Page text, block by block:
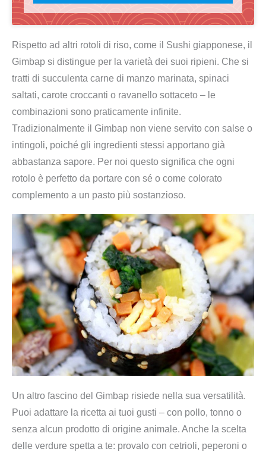
z
z
o
o
g
n
r
a
:
€
2
9
,
9
9
z
z
o
a
l
e
7
,
9
9
.
h
+
G
i
m
b
a
p
K
o
c
h
b
o
x
|
R
e
i
s
r
l
l
e
n
Rispetto ad altri rotoli di riso, come il Sushi giapponese, il
Gimbap si distingue per la varietà dei suoi ripieni. Che si
tratti di succulenta carne di manzo marinata, spinaci
saltati, carote croccanti o ravanello sottaceto – le
combinazioni sono praticamente infinite.
Tradizionalmente il Gimbap non viene servito con salse o
intingoli, poiché gli ingredienti stessi apportano già
abbastanza sapore. Per noi questo significa che ogni
rotolo è perfetto da portare con sé o come colorato
complemento a un pasto più sostanzioso.
Un altro fascino del Gimbap risiede nella sua versatilità.
Puoi adattare la ricetta ai tuoi gusti – con pollo, tonno o
senza alcun prodotto di origine animale. Anche la scelta
delle verdure spetta a te: provalo con cetrioli, peperoni o